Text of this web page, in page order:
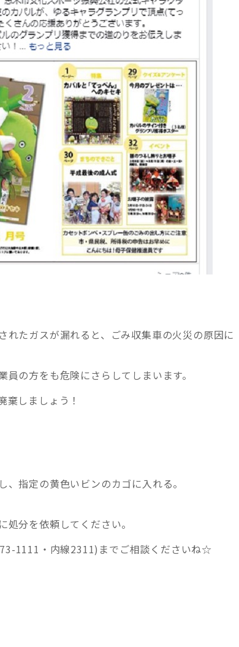
たガスが漏れると、ごみ収集車の火災の原因に
の方をも危険にさらしてしまいます。
棄しましょう！
指定の黄色いビンのカゴに入れる。
処分を依頼してください。
1111・内線2311)までご相談くださいね☆